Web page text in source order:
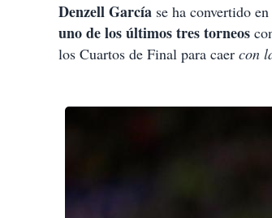
Denzell García se ha convertido
uno de los últimos tres torneos
los Cuartos de Final para caer con